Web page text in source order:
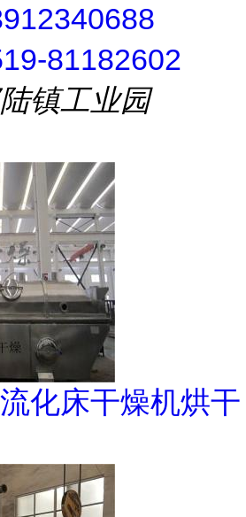
81182602
镇工业园
化床干燥机烘干